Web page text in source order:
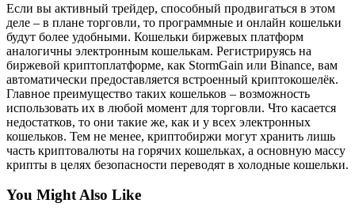
Если вы активный трейдер, способный продвигаться в этом
деле – в плане торговли, то программные и онлайн кошельки
будут более удобными. Кошельки биржевых платформ
аналогичны электронным кошелькам. Регистрируясь на
биржевой криптоплатформе, как StormGain или Binance, вам
автоматически предоставляется встроенный криптокошелёк.
Главное преимущество таких кошельков – возможность
использовать их в любой момент для торговли. Что касается
недостатков, то они такие же, как и у всех электронных
кошельков. Тем не менее, криптобиржи могут хранить лишь
часть криптовалюты на горячих кошельках, а основную массу
крипты в целях безопасности переводят в холодные кошельки.
You Might Also Like